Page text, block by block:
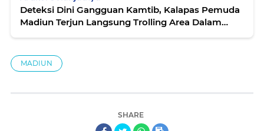
Deteksi Dini Gangguan Kamtib, Kalapas Pemuda
Madiun Terjun Langsung Trolling Area Dalam
MADIUN
SHARE